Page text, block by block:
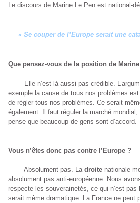
Le discours de Marine Le Pen est national-
« Se couper de l’Europe serait une
Que pensez-vous de la position de
Elle n’est là aussi pas crédible.
exemple la cause de tous nos problèmes
de régler tous nos problèmes. Ce serait
également. Il faut réguler la marché
pense que beaucoup de gens sont d’accord.
Vous n’êtes donc pas contre l’Europe ?
Absolument pas. La droite nationale
absolument pas anti-européenne. Nous
respecte les souverainetés, ce qui n’est
serait même dramatique. La France ne